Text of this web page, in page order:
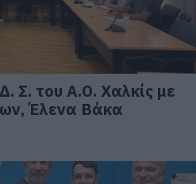
Σ. του Α.Ο. Χαλκίς με
Έλενα Βάκα